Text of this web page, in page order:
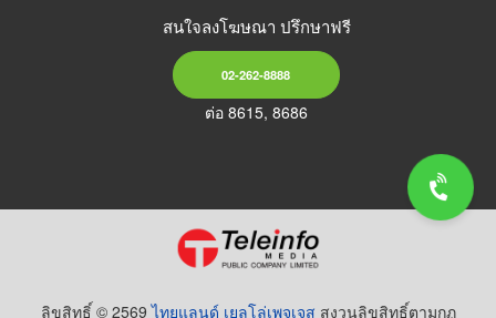
สนใจลงโฆษณา ปรึกษาฟรี
02-262-8888
ต่อ 8615, 8686
ลิขสิทธิ์ © 2569ไทยแลนด์ เยลโล่เพจเจส สงวนลิขสิทธิ์ตามกฏ